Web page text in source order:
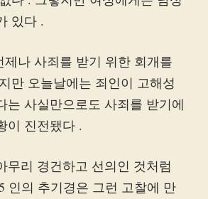
있다 .
제나 사죄를 받기 위한 회개를
만 오늘날에는 죄인이 고해성
는 사실만으로도 사죄를 받기에
이 진전됐다 .
무리 경건하고 선의인 것처럼
인의 추기경은 그런 고찰에 만